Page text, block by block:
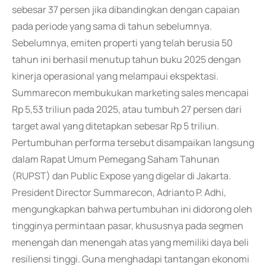
sebesar 37 persen jika dibandingkan dengan capaian
pada periode yang sama di tahun sebelumnya.
Sebelumnya, emiten properti yang telah berusia 50
tahun ini berhasil menutup tahun buku 2025 dengan
kinerja operasional yang melampaui ekspektasi.
Summarecon membukukan marketing sales mencapai
Rp 5,53 triliun pada 2025, atau tumbuh 27 persen dari
target awal yang ditetapkan sebesar Rp 5 triliun.
Pertumbuhan performa tersebut disampaikan langsung
dalam Rapat Umum Pemegang Saham Tahunan
(RUPST) dan Public Expose yang digelar di Jakarta.
President Director Summarecon, Adrianto P. Adhi,
mengungkapkan bahwa pertumbuhan ini didorong oleh
tingginya permintaan pasar, khususnya pada segmen
menengah dan menengah atas yang memiliki daya beli
resiliensi tinggi. Guna menghadapi tantangan ekonomi